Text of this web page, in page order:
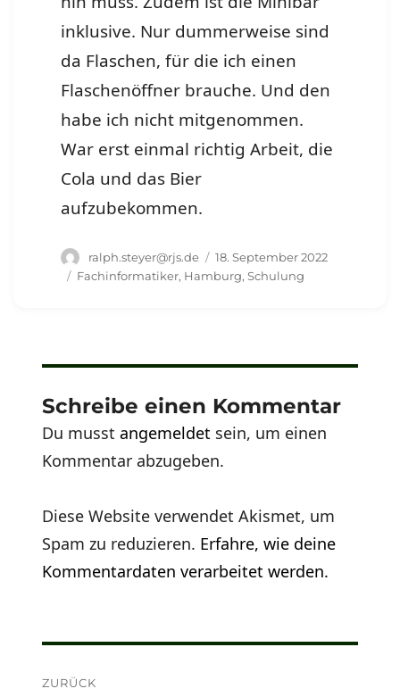
inklusive. Nur dummerweise sind
da Flaschen, für die ich einen
Flaschenöffner brauche. Und den
habe ich nicht mitgenommen.
War erst einmal richtig Arbeit, die
Cola und das Bier
aufzubekommen.
Autor
ralph.steyer@rjs.de
Veröffentlicht
am
18. September 2022
Schlagwörter
Fachinformatiker, Hamburg,Schulung
Schreibe einen Kommentar
Du musstangemeldet sein, um einen
Kommentar abzugeben.
Diese Website verwendet Akismet, um
Spam zu reduzieren. Erfahre, wie deine
Kommentardaten verarbeitet werden.
ZURÜCK